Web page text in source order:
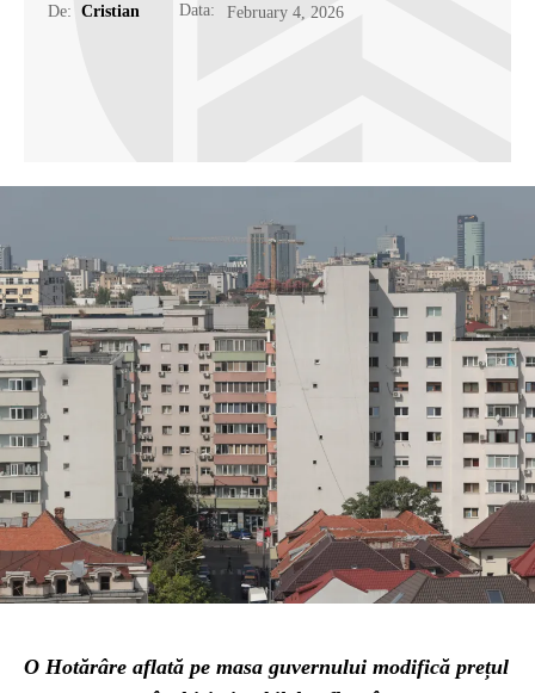
De: Cristian Data: February 4, 2026
O Hotărâre aflată pe masa guvernului modifică prețul